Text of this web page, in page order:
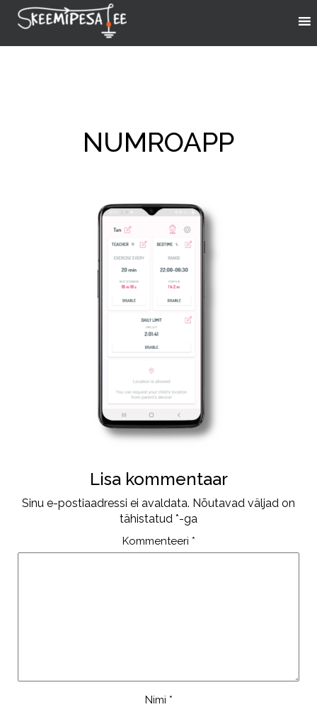
NUMROAPP
Lisa kommentaar
Sinu e-postiaadressi ei avaldata. Nõutavad väljad on
tähistatud *-ga
Kommenteeri *
Nimi *